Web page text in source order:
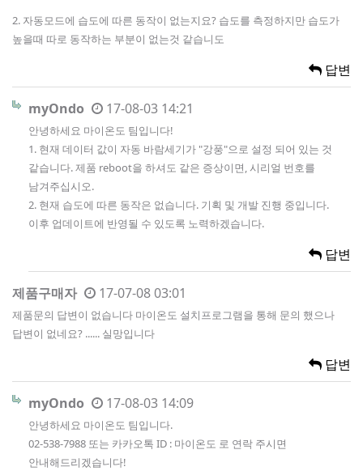
2. 자동모드에 습도에 따른 동작이 없는지요? 습도를 측정하지만 습도가
높을때 따로 동작하는 부분이 없는것 같습니도
답변
myOndo 17-08-03 14:21
안녕하세요 마이온도 팀입니다!
1. 현재 데이터 값이 자동 바람세기가 "강풍"으로 설정 되어 있는 것
같습니다. 제품 reboot을 하셔도 같은 증상이면, 시리얼 번호를
남겨주십시오.
2. 현재 습도에 따른 동작은 없습니다. 기획 및 개발 진행 중입니다.
이후 업데이트에 반영될 수 있도록 노력하겠습니다.
답변
제품구매자 17-07-08 03:01
제품문의 답변이 없습니다 마이온도 설치프로그램을 통해 문의 했으나
답변이 없네요? ...... 실망입니다
답변
myOndo 17-08-03 14:09
안녕하세요 마이온도 팀입니다.
02-538-7988 또는 카카오톡 ID : 마이온도 로 연락 주시면
안내해드리겠습니다!